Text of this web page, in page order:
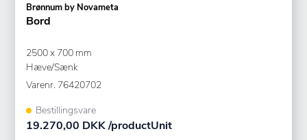
Brønnum by Novameta
Bord
2500 x 700 mm
Hæve/Sænk
Varenr. 76420702
Bestillingsvare
19.270,00 DKK /productUnit